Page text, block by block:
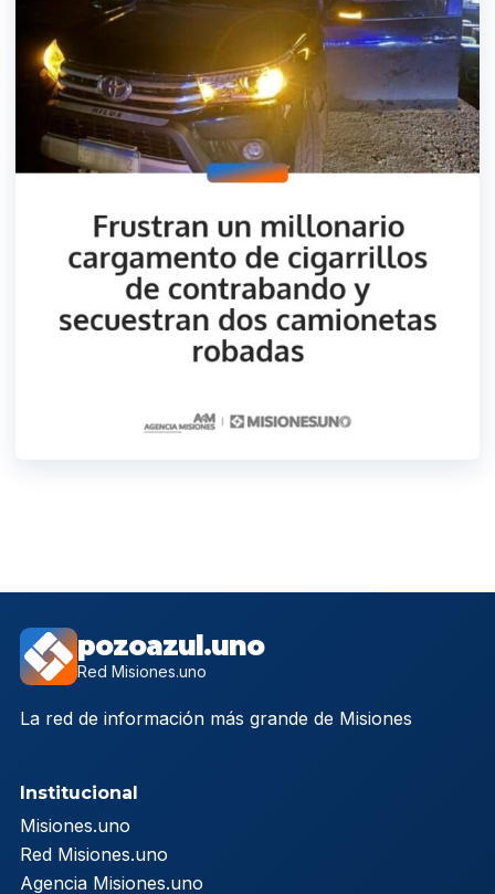
pozoazul.uno
Red Misiones.uno
La red de información más grande de Misiones
Institucional
Misiones.uno
Red Misiones.uno
Agencia Misiones.uno